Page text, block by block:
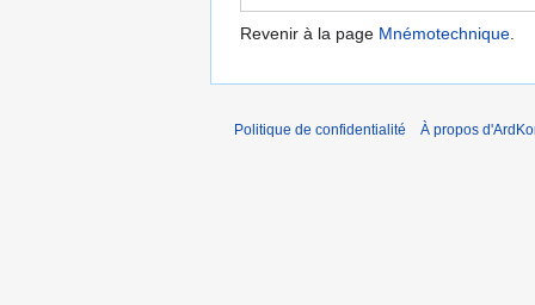
Revenir à la page Mnémotechnique.
Politique de confidentialité À propos